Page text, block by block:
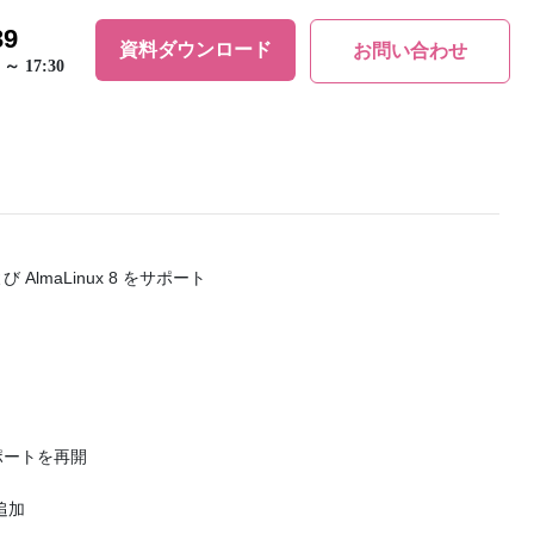
17:30
資料ダウンロード お問い合わせ
AlmaLinux 8 をサポート
トを再開
加